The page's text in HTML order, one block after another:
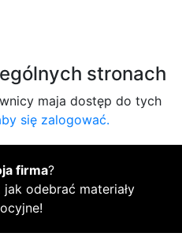
stronach
maja dostęp do tych
się zalogować.
firma?
jak odebrać materiały